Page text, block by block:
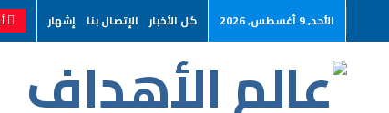
الأحد, 9 أغسطس, 2026 كل الأخبار الإتصال بنا إشهار